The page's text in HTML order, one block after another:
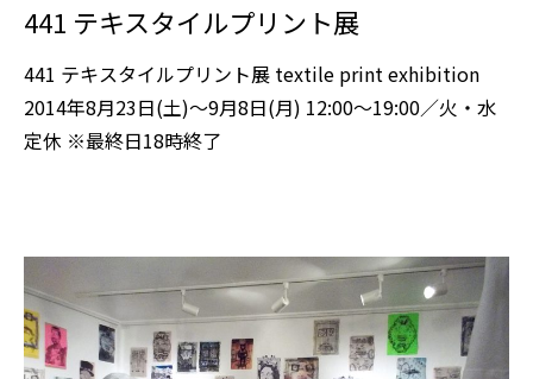
441 テキスタイルプリント展
441 テキスタイルプリント展 textile print exhibition
2014年8月23日(土)～9月8日(月) 12:00～19:00／火・水
定休 ※最終日18時終了